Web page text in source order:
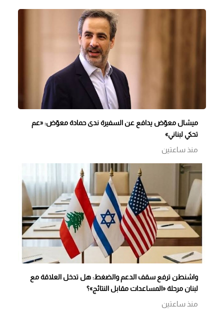
ميشال معوّض يدافع عن السفيرة ندى حمادة معوّض: «عم
تحكي لبناني»
منذ ساعتين
واشنطن ترفع سقف الدعم والضغط: هل تدخل العلاقة مع
لبنان مرحلة «المساعدات مقابل النتائج»؟
منذ ساعتين